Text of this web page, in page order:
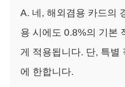
A. 네, 해외겸용 카드의
용 시에도 0.8%의 기본
게 적용됩니다. 단, 특별
에 한합니다.